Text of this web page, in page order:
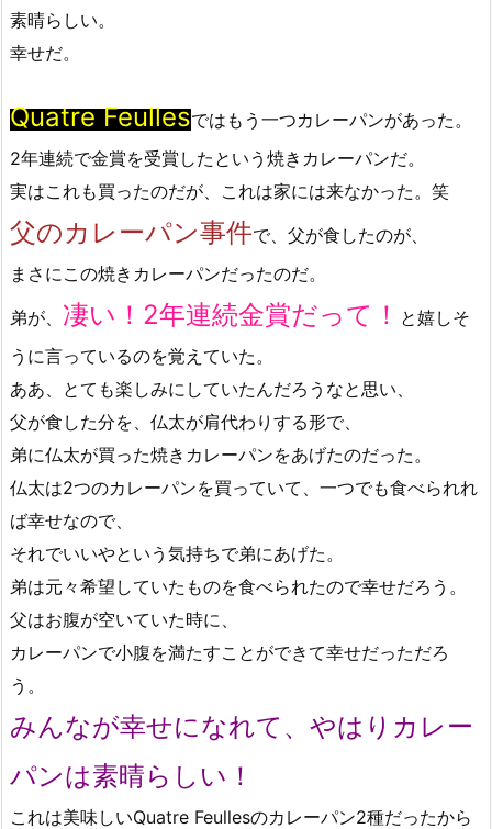
素晴らしい。
幸せだ。
Quatre Feullesではもう一つカレーパンがあった。
2年連続で金賞を受賞したという焼きカレーパンだ。
実はこれも買ったのだが、これは家には来なかった。笑
父のカレーパン事件で、父が食したのが、
まさにこの焼きカレーパンだったのだ。
弟が、 凄い！2年連続金賞だって！ と嬉しそ
うに言っているのを覚えていた。
ああ、とても楽しみにしていたんだろうなと思い、
父が食した分を、仏太が肩代わりする形で、
弟に仏太が買った焼きカレーパンをあげたのだった。
仏太は2つのカレーパンを買っていて、一つでも食べられれ
ば幸せなので、
それでいいやという気持ちで弟にあげた。
弟は元々希望していたものを食べられたので幸せだろう。
父はお腹が空いていた時に、
カレーパンで小腹を満たすことができて幸せだっただろ
う。
みんなが幸せになれて、やはりカレー
パンは素晴らしい！
これは美味しいQuatre Feullesのカレーパン2種だったから